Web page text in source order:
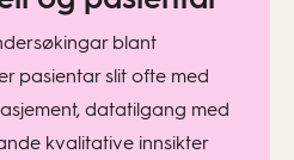
blant
pasientar slit ofte med
datatilgang med
kvalitative innsikter